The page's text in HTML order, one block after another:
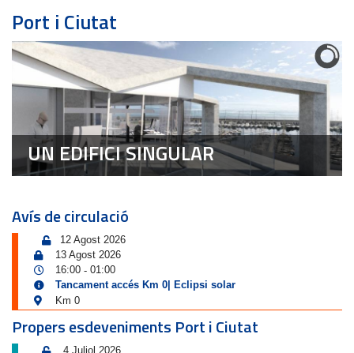
Port i Ciutat
UN EDIFICI SINGULAR
Avís de circulació
12 Agost 2026
13 Agost 2026
16:00 - 01:00
Tancament accés Km 0| Eclipsi solar
Km 0
Propers esdeveniments Port i Ciutat
4 Juliol 2026